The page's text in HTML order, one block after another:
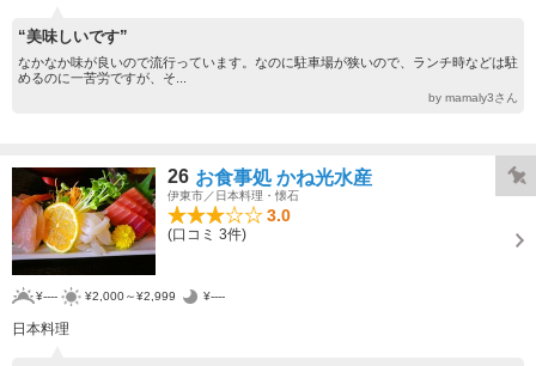
“美味しいです”
なかなか味が良いので流行っています。なのに駐車場が狭いので、ランチ時などは駐
めるのに一苦労ですが、そ...
by mamaly3さん
26 お食事処 かね光水産
伊東市／日本料理・懐石
3.0
(口コミ 3件)
¥---- ¥2,000～¥2,999 ¥----
日本料理